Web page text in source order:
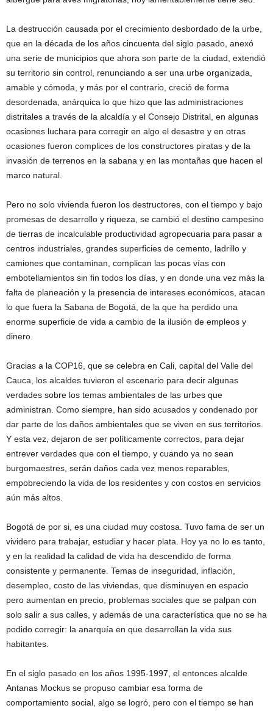
La destrucción causada por el crecimiento desbordado de la urbe,
que en la década de los años cincuenta del siglo pasado, anexó
una serie de municipios que ahora son parte de la ciudad, extendió
su territorio sin control, renunciando a ser una urbe organizada,
amable y cómoda, y más por el contrario, creció de forma
desordenada, anárquica lo que hizo que las administraciones
distritales a través de la alcaldía y el Consejo Distrital, en algunas
ocasiones luchara para corregir en algo el desastre y en otras
ocasiones fueron complices de los constructores piratas y de la
invasión de terrenos en la sabana y en las montañas que hacen el
marco natural.
Pero no solo vivienda fueron los destructores, con el tiempo y bajo
promesas de desarrollo y riqueza, se cambió el destino campesino
de tierras de incalculable productividad agropecuaria para pasar a
centros industriales, grandes superficies de cemento, ladrillo y
camiones que contaminan, complican las pocas vías con
embotellamientos sin fin todos los días, y en donde una vez más la
falta de planeación y la presencia de intereses económicos, atacan
lo que fuera la Sabana de Bogotá, de la que ha perdido una
enorme superficie de vida a cambio de la ilusión de empleos y
dinero.
Gracias a la COP16, que se celebra en Cali, capital del Valle del
Cauca, los alcaldes tuvieron el escenario para decir algunas
verdades sobre los temas ambientales de las urbes que
administran. Como siempre, han sido acusados y condenado por
dar parte de los daños ambientales que se viven en sus territorios.
Y esta vez, dejaron de ser políticamente correctos, para dejar
entrever verdades que con el tiempo, y cuando ya no sean
burgomaestres, serán daños cada vez menos reparables,
empobreciendo la vida de los residentes y con costos en servicios
aún más altos.
Bogotá de por si, es una ciudad muy costosa. Tuvo fama de ser un
vividero para trabajar, estudiar y hacer plata. Hoy ya no lo es tanto,
y en la realidad la calidad de vida ha descendido de forma
consistente y permanente. Temas de inseguridad, inflación,
desempleo, costo de las viviendas, que disminuyen en espacio
pero aumentan en precio, problemas sociales que se palpan con
solo salir a sus calles, y además de una característica que no se ha
podido corregir: la anarquía en que desarrollan la vida sus
habitantes.
En el siglo pasado en los años 1995-1997, el entonces alcalde
Antanas Mockus se propuso cambiar esa forma de
comportamiento social, algo se logró, pero con el tiempo se han